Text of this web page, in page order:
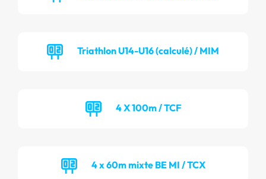
Triathlon U14-U16 (calculé) / MIM
4 X 100m / TCF
4 x 60m mixte BE MI / TCX